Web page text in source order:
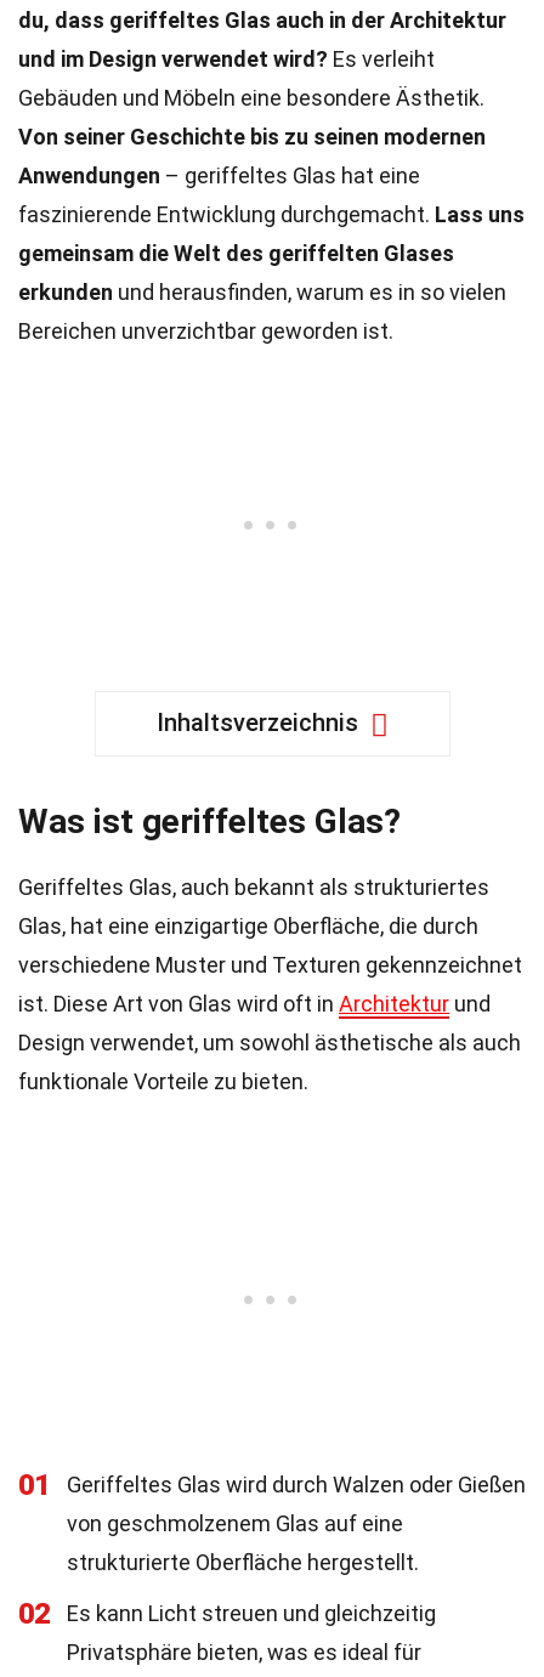
du, dass geriffeltes Glas auch in der Architektur
und im Design verwendet wird? Es verleiht
Gebäuden und Möbeln eine besondere Ästhetik.
Von seiner Geschichte bis zu seinen modernen
Anwendungen – geriffeltes Glas hat eine
faszinierende Entwicklung durchgemacht. Lass uns
gemeinsam die Welt des geriffelten Glases
erkunden und herausfinden, warum es in so vielen
Bereichen unverzichtbar geworden ist.
Inhaltsverzeichnis
Was ist geriffeltes Glas?
Geriffeltes Glas, auch bekannt als strukturiertes
Glas, hat eine einzigartige Oberfläche, die durch
verschiedene Muster und Texturen gekennzeichnet
ist. Diese Art von Glas wird oft in Architektur und
Design verwendet, um sowohl ästhetische als auch
funktionale Vorteile zu bieten.
01
Geriffeltes Glas wird durch Walzen oder Gießen
von geschmolzenem Glas auf eine
strukturierte Oberfläche hergestellt.
02
Es kann Licht streuen und gleichzeitig
Privatsphäre bieten, was es ideal für